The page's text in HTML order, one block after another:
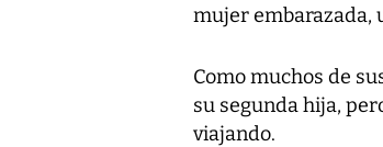
mujer embarazada,
Como muchos de
su segunda hija,
viajando.